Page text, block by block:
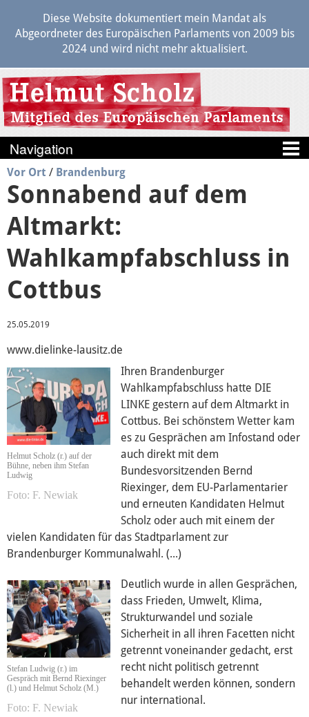
Diese Website dokumentiert mein Mandat als
Abgeordneter des Europäischen Parlaments von 2009 bis
2024 und wird nicht mehr aktualisiert.
Blog
Politik
Transparenz
Vor Ort
Brandenburg
Mecklenburg-Vorpommern
Kontakt
Reden
Presse
Mediathek
Vor Ort / Brandenburg
Sonnabend auf dem
Altmarkt:
Wahlkampfabschluss in
Cottbus
25.05.2019
www.dielinke-lausitz.de
Helmut Scholz (r.) auf der
Bühne, neben ihm Stefan
Ludwig
F. Newiak
Ihren Brandenburger
Wahlkampfabschluss hatte DIE
LINKE gestern auf dem Altmarkt in
Cottbus. Bei schönstem Wetter kam
es zu Gesprächen am Infostand oder
auch direkt mit dem
Bundesvorsitzenden Bernd
Riexinger, dem EU-Parlamentarier
und erneuten Kandidaten Helmut
Scholz oder auch mit einem der
vielen Kandidaten für das Stadtparlament zur
Brandenburger Kommunalwahl. (...)
Stefan Ludwig (r.) im
Gespräch mit Bernd Riexinger
(l.) und Helmut Scholz (M.)
F. Newiak
Deutlich wurde in allen Gesprächen,
dass Frieden, Umwelt, Klima,
Strukturwandel und soziale
Sicherheit in all ihren Facetten nicht
getrennt voneinander gedacht, erst
recht nicht politisch getrennt
behandelt werden können, sondern
nur international.